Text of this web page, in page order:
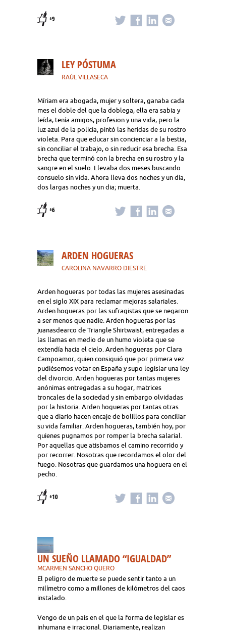
+9
LEY PÓSTUMA
RAÚL VILLASECA
Míriam era abogada, mujer y soltera, ganaba cada
mes el doble del que la doblega, ella era sabia y
leída, tenía amigos, profesion y una vida, pero la
luz azul de la policia, pintó las heridas de su rostro
violeta. Para que educar sin concienciar a la bestia,
sin conciliar el trabajo, o sin reducir esa brecha. Esa
brecha que terminó con la brecha en su rostro y la
sangre en el suelo. Llevaba dos meses buscando
consuelo sin vida. Ahora lleva dos noches y un día,
dos largas noches y un dia; muerta.
+6
ARDEN HOGUERAS
CAROLINA NAVARRO DIESTRE
Arden hogueras por todas las mujeres asesinadas
en el siglo XIX para reclamar mejoras salariales.
Arden hogueras por las sufragistas que se negaron
a ser menos que nadie. Arden hogueras por las
juanasdearco de Triangle Shirtwaist, entregadas a
las llamas en medio de un humo violeta que se
extendía hacia el cielo. Arden hogueras por Clara
Campoamor, quien consiguió que por primera vez
pudiésemos votar en España y supo legislar una ley
del divorcio. Arden hogueras por tantas mujeres
anónimas entregadas a su hogar, matrices
troncales de la sociedad y sin embargo olvidadas
por la historia. Arden hogueras por tantas otras
que a diario hacen encaje de bolillos para conciliar
su vida familiar. Arden hogueras, también hoy, por
quienes pugnamos por romper la brecha salarial.
Por aquellas que atisbamos el camino recorrido y
por recorrer. Nosotras que recordamos el olor del
fuego. Nosotras que guardamos una hoguera en el
pecho.
+10
UN SUEÑO LLAMADO “IGUALDAD”
MCARMEN SANCHO QUERO
El peligro de muerte se puede sentir tanto a un
milímetro como a millones de kilómetros del caos
instalado.
Vengo de un país en el que la forma de legislar es
inhumana e irracional. Diariamente, realizan